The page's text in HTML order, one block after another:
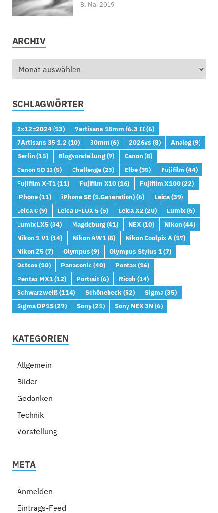
8. Mai 2019
ARCHIV
SCHLAGWÖRTER
2x12=2024(13) 7artisans 18mm f6.3 II (6)
7Artisans 35 1.2(10) 30mm (6) 2026vs (8) Analog(9)
Berlin (15) Blogvorstellung(9) Canon (8)
Canon 5D II (5) Challenge(23) Elbe(35) Fujifilm (44)
Fujifilm X-T1(11) Fujifilm X10(16) Fujifilm X100(22)
iPhone(11) iPhone SE (1.Generation)(6) Leica(39)
Leica C(9) Leica D-LUX 5(5) Leica X2(20) Lumix(6)
Lumix LX5(34) Magdeburg(41) NEX(10) Nikon (44)
Nikon 1 V1(14) Nikon AW1(8) Nikon Coolpix A(17)
Nikon Z5(7) Olympus (9) Olympus Stylus 1(7)
Ostsee(10) Panasonic(40) Pentax(16)
Pentax MX1(12) Portrait(6) Ricoh (14)
Schwarzweiß(114) Schönebeck(52) Sigma(35)
Sigma DP1S(29) Sony(21) Sony NEX 3N(6)
KATEGORIEN
Allgemein
Bilder
Gedanken
Technik
Vorstellung
META
Anmelden
Eintrags-Feed